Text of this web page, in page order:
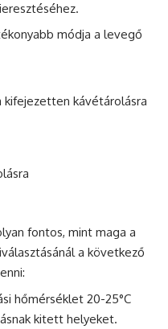
módja a levegő
kifejezetten kávétárolásra
fontos, mint maga a
a következő
hőmérséklet 20-25°C
kitett helyeket.